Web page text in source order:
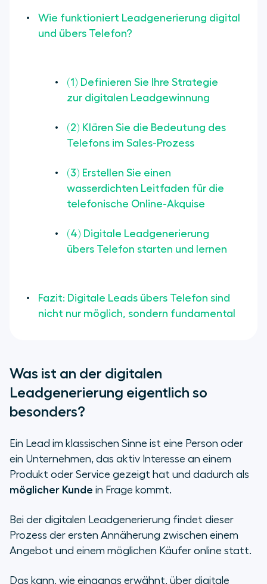
Wie funktioniert Leadgenerierung digital
und übers Telefon?
(1) Definieren Sie Ihre Strategie
zur digitalen Leadgewinnung
(2) Klären Sie die Bedeutung des
Telefons im Sales-Prozess
(3) Erstellen Sie einen
wasserdichten Leitfaden für die
telefonische Online-Akquise
(4) Digitale Leadgenerierung
übers Telefon starten und lernen
Fazit: Digitale Leads übers Telefon sind
nicht nur möglich, sondern fundamental
Was ist an der digitalen
Leadgenerierung eigentlich so
besonders?
Ein Lead im klassischen Sinne ist eine Person oder
ein Unternehmen, das aktiv Interesse an einem
Produkt oder Service gezeigt hat und dadurch als
möglicher Kunde in Frage kommt.
Bei der digitalen Leadgenerierung findet dieser
Prozess der ersten Annäherung zwischen einem
Angebot und einem möglichen Käufer online statt.
Das kann, wie eingangs erwähnt, über digitale